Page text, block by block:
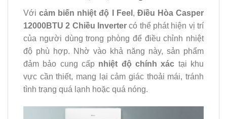
Vớicảm biến nhiệt độ I Feel , Điều Hòa Casper
12000BTU 2 Chiều Inverter có thể phát hiện vị trí
của người dùng trong phòng để điều chỉnh nhiệt
độ phù hợp. Nhờ vào khả năng này, sản phẩm
đảm bảo cung cấp nhiệt độ chính xác tại khu
vực cần thiết, mang lại cảm giác thoải mái, tránh
tình trạng quá lạnh hoặc quá nóng.